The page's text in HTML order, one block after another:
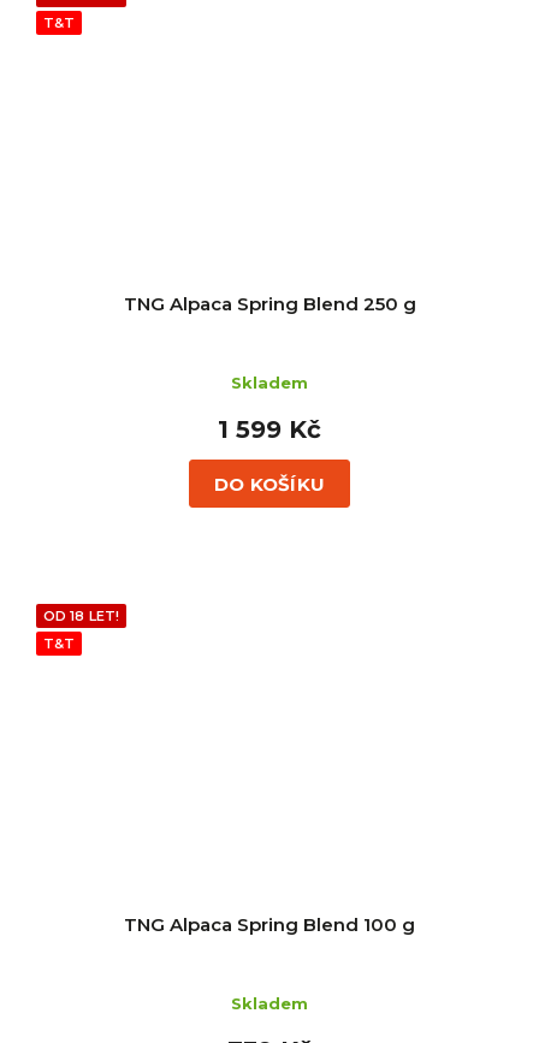
T&T
TNG Alpaca Spring Blend 250 g
Skladem
1 599 Kč
DO KOŠÍKU
OD 18 LET!
T&T
TNG Alpaca Spring Blend 100 g
Skladem